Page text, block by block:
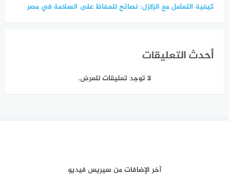
كيفية التعامل مع الزلازل: نصائح للحفاظ على السلامة في مصر
أحدث التعليقات
لا توجد تعليقات للعرض.
آخر الإضافات من سيريس فيديو